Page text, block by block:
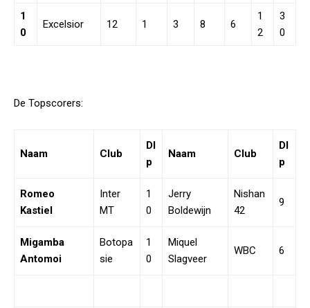
1
0
Excelsior 12 1 3 8 6
1
2
3
0
De Topscorers:
Naam Club
Dl
p
Naam Club
Dl
p
Romeo
Kastiel
Inter
MT
1
0
Jerry
Boldewijn
Nishan
42
9
Migamba
Antomoi
Botopa
sie
1
0
Miquel
Slagveer
WBC 6